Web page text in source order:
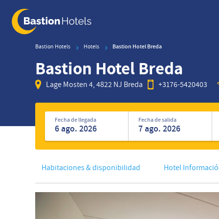
main
Bastion Hotels Hotels Bastion Hotel Breda
Bastion Hotel Breda
Lage Mosten 4, 4822 NJ Breda +3176-5420403
Encuentre
hoteles
Fecha de llegada Fecha de salida
Habitaciones & disponibilidad Hotel